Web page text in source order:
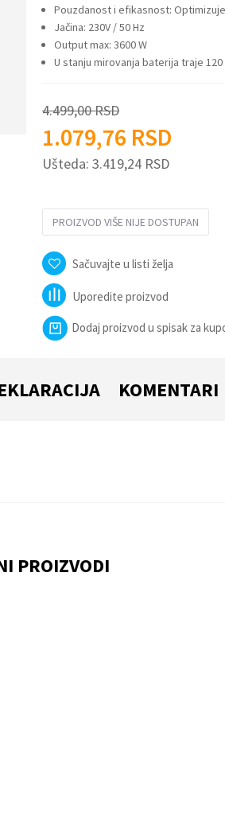
Pouzdanost i efikasnost:
Jačina: 230V / 50 Hz
Output max: 3600 W
U stanju mirovanja baterija traje 120
4.499,00RSD
1.079,76 RSD
Ušteda: 3.419,24 RSD
PROIZVOD VIŠE NIJE DOSTUPAN
Sačuvajte u listi želja
Uporedite proizvod
Dodaj proizvod u spisak za
KOMENTARI
PROIZVODI